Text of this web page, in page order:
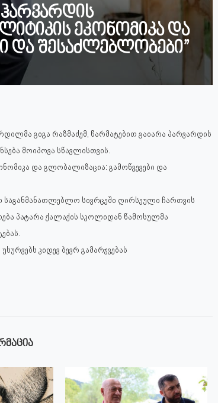
ჰარვარდის
ეკონომიკა და
და შესაძლებლობები”
გიგა რაზმაძემ, წარმატებით გაიარა ჰარვარდის
მოიპოვა სწავლისთვის.
და გლობალიზაცია: გამოწვევები და
სივრცეში ღირსეული ჩართვის
პატარა ქალაქის სკოლიდან წამოსულმა
კიდევ ბევრ გამარჯვებას